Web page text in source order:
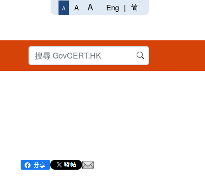
A A A Eng | 简